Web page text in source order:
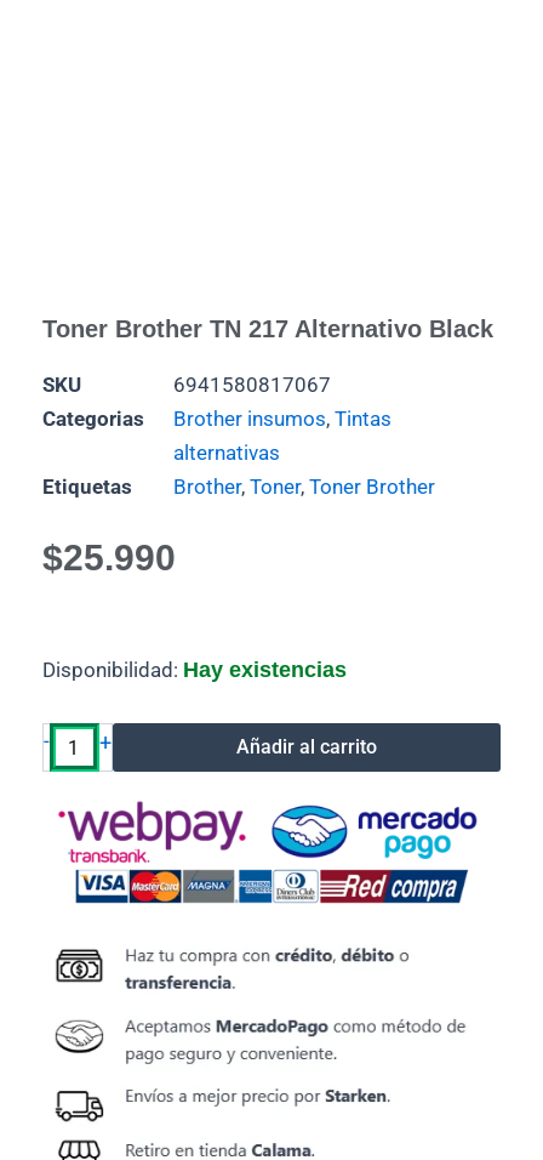
Toner Brother TN 217 Alternativo Black
SKU
6941580817067
Categorias
Brother insumos, Tintas
alternativas
Etiquetas
Brother, Toner, Toner Brother
$25.990
Disponibilidad: Hay existencias
-
Toner
Brother
217
Alternativo
cantidad
+ Añadir al carrito